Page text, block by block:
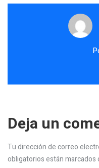
Deja un
Tu dirección de correo
obligatorios están marcados